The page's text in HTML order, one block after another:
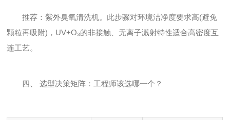
推荐：紫外臭氧清洗机。此步骤对环境洁净度要求高(避免
颗粒再吸附)，UV+O₃的非接触、无离子溅射特性适合高密度互
连工艺。
四、 选型决策矩阵：工程师该选哪一个？